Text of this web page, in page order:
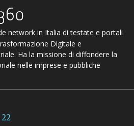
network in Italia di testate e portali
Digitale e
Ha la missione di diffondere la
nelle imprese e pubbliche